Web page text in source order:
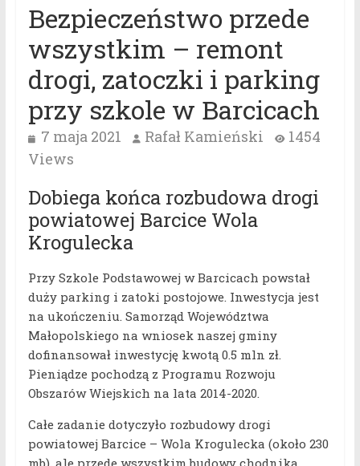
Bezpieczeństwo przede
wszystkim – remont
drogi, zatoczki i parking
przy szkole w Barcicach
7 maja 2021 Rafał Kamieński
1454
Views
Dobiega końca rozbudowa drogi
powiatowej Barcice Wola
Krogulecka
Przy Szkole Podstawowej w Barcicach powstał
duży parking i zatoki postojowe. Inwestycja jest
na ukończeniu. Samorząd Województwa
Małopolskiego na wniosek naszej gminy
dofinansował inwestycję kwotą 0.5 mln zł.
Pieniądze pochodzą z Programu Rozwoju
Obszarów Wiejskich na lata 2014-2020.
Całe zadanie dotyczyło rozbudowy drogi
powiatowej Barcice – Wola Krogulecka (około 230